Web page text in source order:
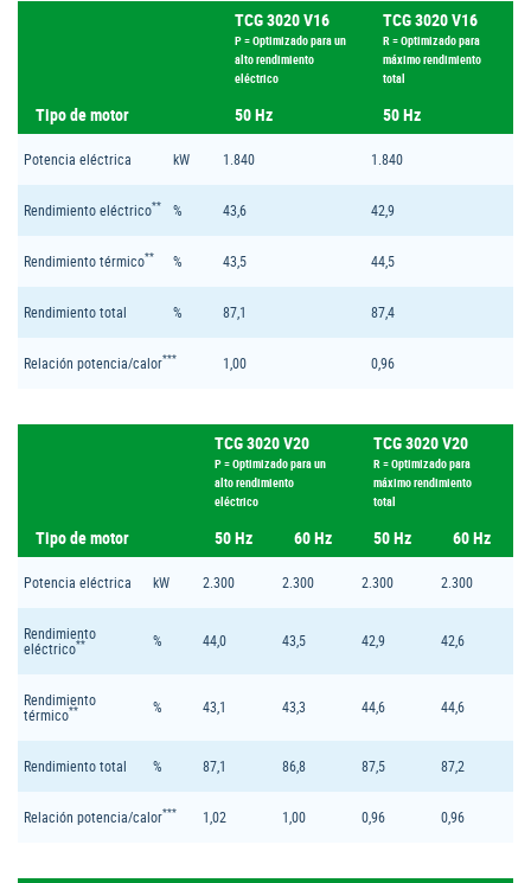
TCG 3020 V16
P = Optimizado para un
alto rendimiento
eléctrico
TCG 3020 V16
R = Optimizado para
máximo rendimiento
total
Tipo de motor 50 Hz 50 Hz
Potencia eléctrica kW 1.840 1.840
Rendimiento eléctrico** % 43,6 42,9
Rendimiento térmico** % 43,5 44,5
Rendimiento total % 87,1 87,4
Relación potencia/calor*** 1,00 0,96
TCG 3020 V20
P = Optimizado para un
alto rendimiento
eléctrico
TCG 3020 V20
R = Optimizado para
máximo rendimiento
total
Tipo de motor 50 Hz 60 Hz 50 Hz 60 Hz
Potencia eléctrica kW 2.300 2.300 2.300 2.300
Rendimiento
eléctrico** % 44,0 43,5 42,9 42,6
Rendimiento
térmico** % 43,1 43,3 44,6 44,6
Rendimiento total % 87,1 86,8 87,5 87,2
Relación potencia/calor*** 1,02 1,00 0,96 0,96